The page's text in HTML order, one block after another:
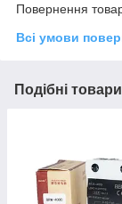
Повернення
Всі умови
Подібні